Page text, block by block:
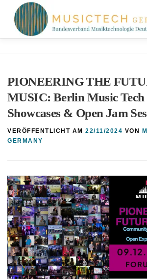
Inhalt
springen
KONTAKT
PIONEERING THE
MUSIC: Berlin Music
Showcases & Open Jam
VERÖFFENTLICHT AM 22/11/2024 VON
GERMANY